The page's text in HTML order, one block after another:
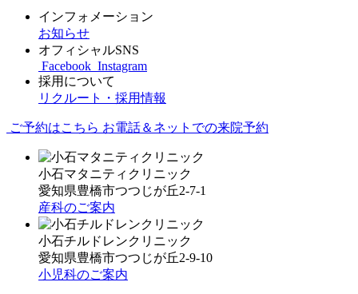
インフォメーション
お知らせ
オフィシャルSNS
Facebook Instagram
採用について
リクルート・採用情報
ご予約はこちら お電話＆ネットでの来院予約
小石マタニティクリニック
愛知県豊橋市つつじが丘2-7-1
産科のご案内
小石チルドレンクリニック
愛知県豊橋市つつじが丘2-9-10
小児科のご案内